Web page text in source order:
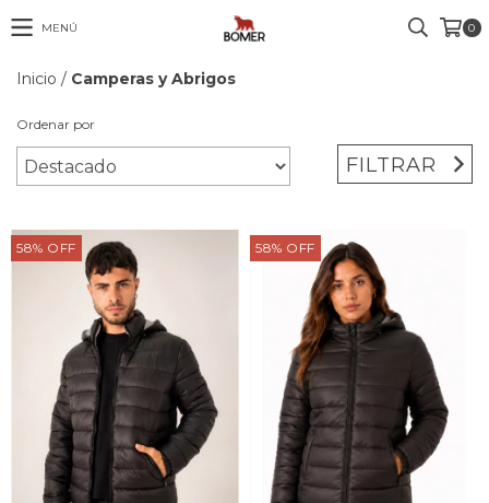
MENÚ 0
Inicio / Camperas y Abrigos
Ordenar por
FILTRAR
58% OFF 58% OFF